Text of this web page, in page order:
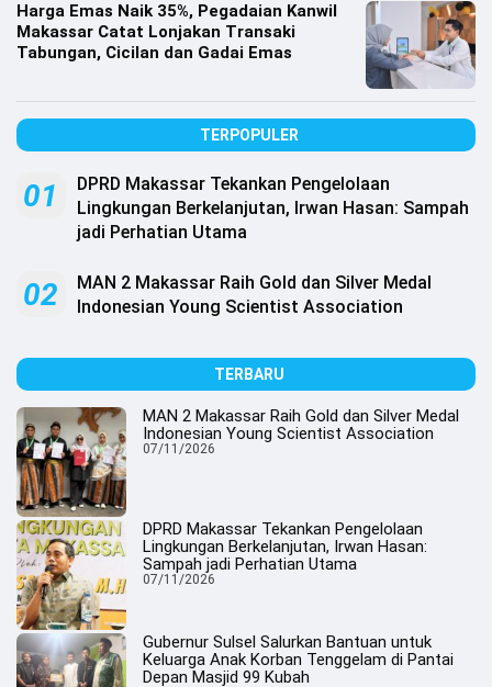
Copyright
Djournalist.com
.
Harga Emas Naik 35%, Pegadaian Kanwil
Makassar Catat Lonjakan Transaki
Tabungan, Cicilan dan Gadai Emas
TERPOPULER
01
DPRD Makassar Tekankan Pengelolaan
Lingkungan Berkelanjutan, Irwan Hasan: Sampah
jadi Perhatian Utama
02
MAN 2 Makassar Raih Gold dan Silver Medal
Indonesian Young Scientist Association
TERBARU
MAN 2 Makassar Raih Gold dan Silver Medal
Indonesian Young Scientist Association
07/11/2026
DPRD Makassar Tekankan Pengelolaan
Lingkungan Berkelanjutan, Irwan Hasan:
Sampah jadi Perhatian Utama
07/11/2026
Gubernur Sulsel Salurkan Bantuan untuk
Keluarga Anak Korban Tenggelam di Pantai
Depan Masjid 99 Kubah